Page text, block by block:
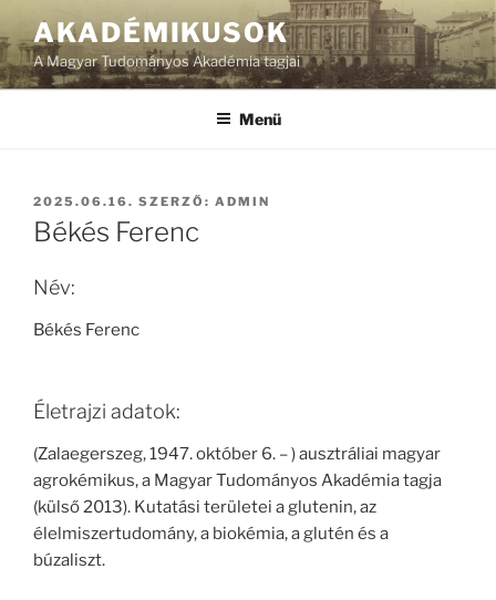
AKADÉMIKUSOK
A Magyar Tudományos Akadémia tagjai
Menü
BEKÜLDVE:
2025.06.16. SZERZŐ: ADMIN
Békés Ferenc
Név:
Békés Ferenc
Életrajzi adatok:
(Zalaegerszeg, 1947. október 6. – ) ausztráliai magyar
agrokémikus, a Magyar Tudományos Akadémia tagja
(külső 2013). Kutatási területei a glutenin, az
élelmiszertudomány, a biokémia, a glutén és a
búzaliszt.